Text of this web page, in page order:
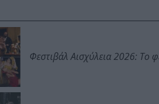
Φεστιβάλ Αισχύλεια 2026: Το